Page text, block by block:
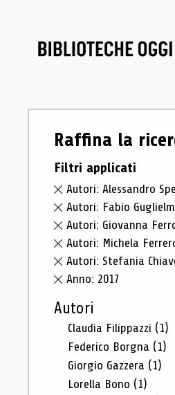
Raffina la
Filtri applicati
Autori: Alessandro
Autori: Fabio
Autori: Giovanna
Autori: Michela
Autori: Stefania
Anno: 2017
Autori
Claudia Filippazzi (1)
Federico Borgna (1)
Giorgio Gazzera (1)
Lorella Bono (1)